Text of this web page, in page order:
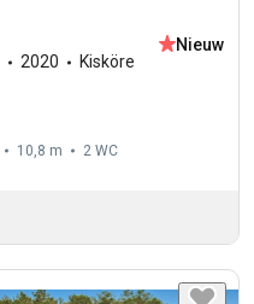
2020 Kisköre
Nieuw
10,8 m 2 WC